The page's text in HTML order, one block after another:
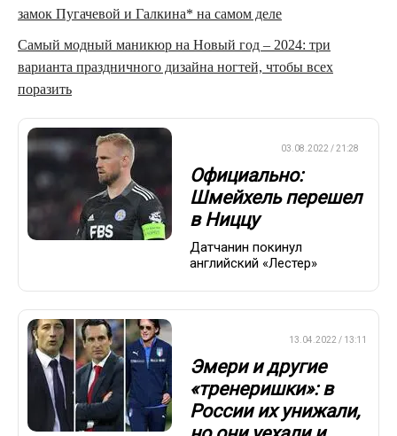
замок Пугачевой и Галкина* на самом деле
Самый модный маникюр на Новый год – 2024: три
варианта праздничного дизайна ногтей, чтобы всех
поразить
03.08.2022 / 21:28
Официально:
Шмейхель перешел
в Ниццу
Датчанин покинул
английский «Лестер»
13.04.2022 / 13:11
Эмери и другие
«тренеришки»: в
России их унижали,